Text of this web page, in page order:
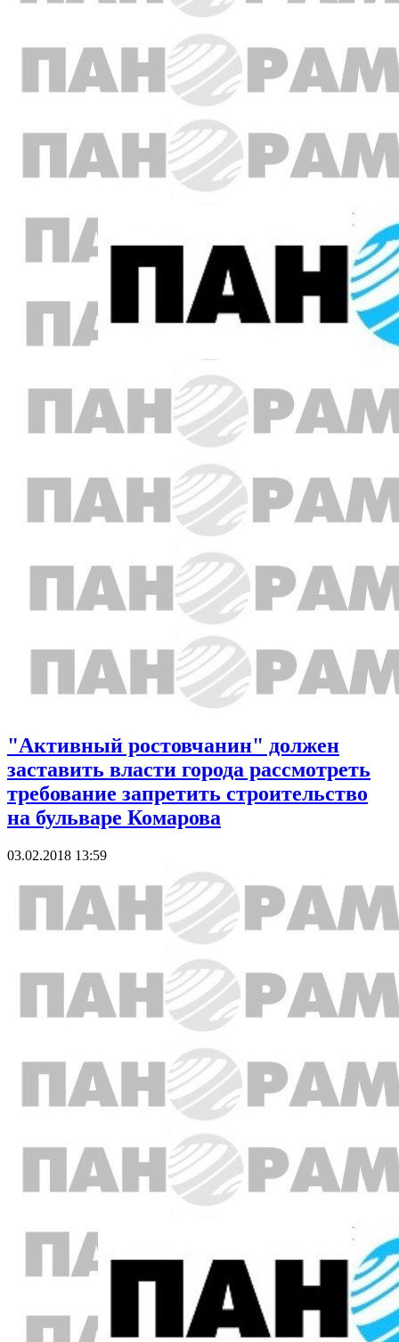
"Активный ростовчанин" должен
заставить власти города рассмотреть
требование запретить строительство
на бульваре Комарова
03.02.2018 13:59